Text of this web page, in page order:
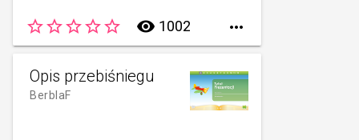
star_borderstar_borderstar_borderstar_borderstar_border remove_red_eye 1002 
Opis przebiśniegu
BerblaF